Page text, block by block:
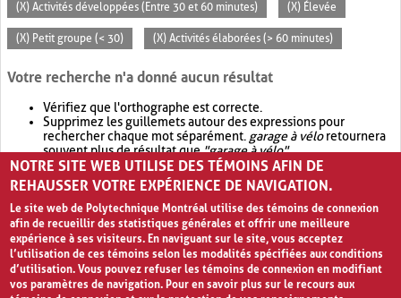
(X) Activités développées (Entre 30 et 60 minutes) (X) Élevée
(X) Petit groupe (< 30) (X) Activités élaborées (> 60 minutes)
Votre recherche n'a donné aucun résultat
Vérifiez que l'orthographe est correcte.
Supprimez les guillemets autour des expressions pour
rechercher chaque mot séparément. garage à véloretournera
souvent plus de résultat que"garage à vélo".
Envisagez d'élargir votre recherche avec OR.garage OR vélo
retournera souvent plus de résultat quegarage à vélo
NOTRE SITE WEB UTILISE DES TÉMOINS AFIN DE
REHAUSSER VOTRE EXPÉRIENCE DE NAVIGATION.
Le site web de Polytechnique Montréal utilise des témoins de connexion
afin de recueillir des statistiques générales et offrir une meilleure
expérience à ses visiteurs. En naviguant sur le site, vous acceptez
l’utilisation de ces témoins selon les modalités spécifiées aux conditions
d’utilisation. Vous pouvez refuser les témoins de connexion en modifiant
vos paramètres de navigation. Pour en savoir plus sur le recours aux